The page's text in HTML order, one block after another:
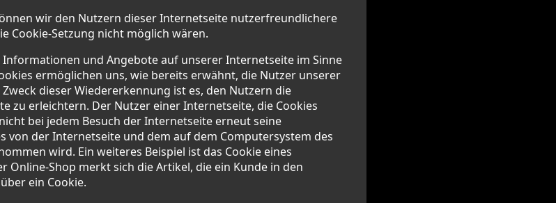
wir den Nutzern dieser Internetseite nutzerfreundlichere
Cookie-Setzung nicht möglich wären.
und Angebote auf unserer Internetseite im Sinne
ermöglichen uns, wie bereits erwähnt, die Nutzer unserer
dieser Wiedererkennung ist es, den Nutzern die
zu erleichtern. Der Nutzer einer Internetseite, die Cookies
bei jedem Besuch der Internetseite erneut seine
von der Internetseite und dem auf dem Computersystem des
wird. Ein weiteres Beispiel ist das Cookie eines
Online-Shop merkt sich die Artikel, die ein Kunde in den
ein Cookie.